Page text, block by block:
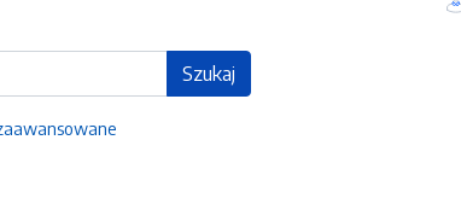
Szukaj